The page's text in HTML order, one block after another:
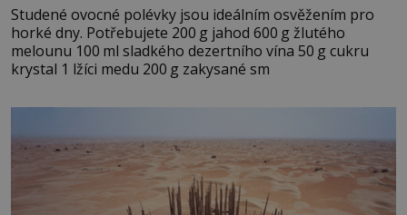
Studené ovocné polévky jsou ideálním osvěžením pro
horké dny. Potřebujete 200 g jahod 600 g žlutého
melounu 100 ml sladkého dezertního vína 50 g cukru
krystal 1 lžíci medu 200 g zakysané sm